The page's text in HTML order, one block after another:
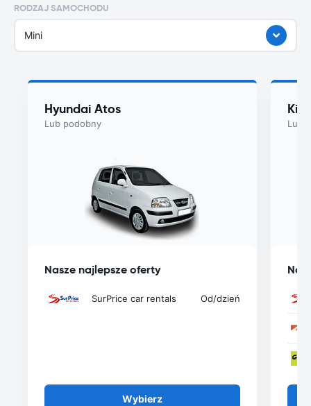
RODZAJ SAMOCHODU
Mini
Hyundai Atos
Lub podobny
Nasze najlepsze oferty
SurPrice car rentals Od/dzień
Wybierz
Kia
Lub